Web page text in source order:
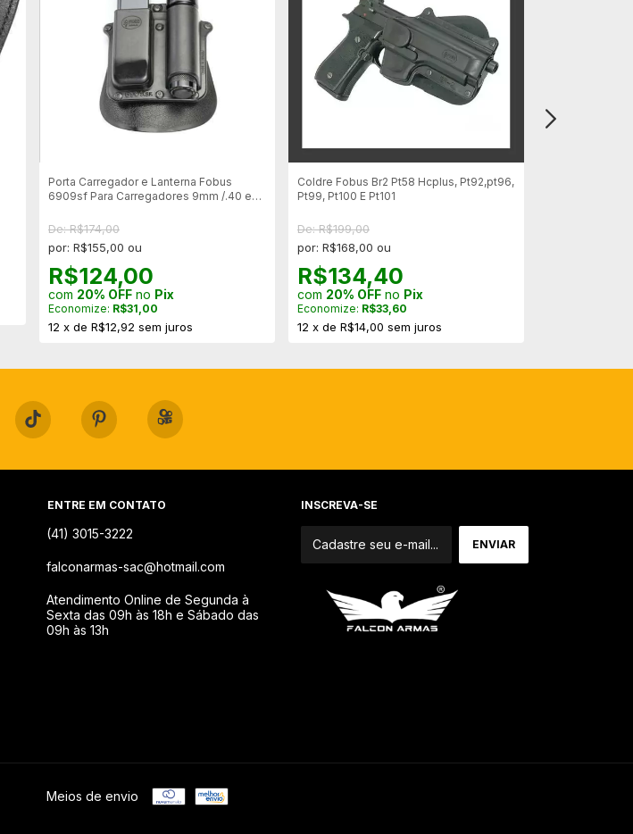
Porta Carregador e Lanterna Fobus
6909sf Para Carregadores 9mm /.40 e
De: R$174,00
por: R$155,00 ou
R$124,00
com 20% OFF no Pix
Economize: R$31,00
12 x de R$12,92 sem juros
Coldre Fobus Br2 Pt58 Hcplus, Pt92,pt96,
Pt99, Pt100 E Pt101
De: R$199,00
por: R$168,00 ou
R$134,40
com 20% OFF no Pix
Economize: R$33,60
12 x de R$14,00 sem juros
ENTRE EM CONTATO
(41) 3015-3222
falconarmas-sac@hotmail.com
Atendimento Online de Segunda à
Sexta das 09h às 18h e Sábado das
09h às 13h
INSCREVA-SE
Meios de envio